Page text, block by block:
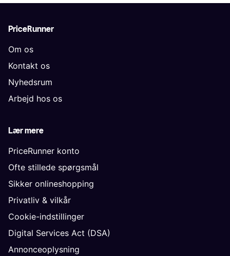
PriceRunner
Om os
Kontakt os
Nyhedsrum
Arbejd hos os
Lær mere
PriceRunner konto
Ofte stillede spørgsmål
Sikker onlineshopping
Privatliv & vilkår
Cookie-indstillinger
Digital Services Act (DSA)
Annonceoplysning